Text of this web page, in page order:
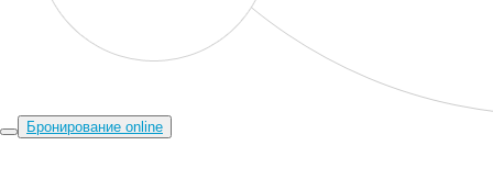
Бронирование online